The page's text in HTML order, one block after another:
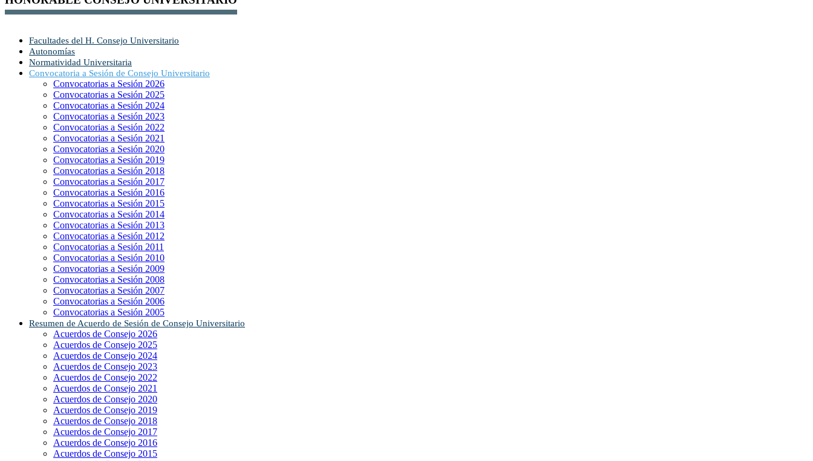
Facultades del H. Consejo Universitario
Autonomías
Normatividad Universitaria
Convocatoria a Sesión de Consejo Universitario
Convocatorias a Sesión 2026
Convocatorias a Sesión 2025
Convocatorias a Sesión 2024
Convocatorias a Sesión 2023
Convocatorias a Sesión 2022
Convocatorias a Sesión 2021
Convocatorias a Sesión 2020
Convocatorias a Sesión 2019
Convocatorias a Sesión 2018
Convocatorias a Sesión 2017
Convocatorias a Sesión 2016
Convocatorias a Sesión 2015
Convocatorias a Sesión 2014
Convocatorias a Sesión 2013
Convocatorias a Sesión 2012
Convocatorias a Sesión 2011
Convocatorias a Sesión 2010
Convocatorias a Sesión 2009
Convocatorias a Sesión 2008
Convocatorias a Sesión 2007
Convocatorias a Sesión 2006
Convocatorias a Sesión 2005
Resumen de Acuerdo de Sesión de Consejo Universitario
Acuerdos de Consejo 2026
Acuerdos de Consejo 2025
Acuerdos de Consejo 2024
Acuerdos de Consejo 2023
Acuerdos de Consejo 2022
Acuerdos de Consejo 2021
Acuerdos de Consejo 2020
Acuerdos de Consejo 2019
Acuerdos de Consejo 2018
Acuerdos de Consejo 2017
Acuerdos de Consejo 2016
Acuerdos de Consejo 2015